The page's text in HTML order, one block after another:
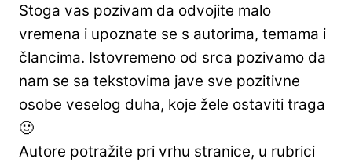
Stoga vas pozivam da odvojite malo
vremena i upoznate se s autorima, temama i
člancima. Istovremeno od srca pozivamo da
nam se sa tekstovima jave sve pozitivne
osobe veselog duha, koje žele ostaviti traga
🙂
Autore potražite pri vrhu stranice, u rubrici